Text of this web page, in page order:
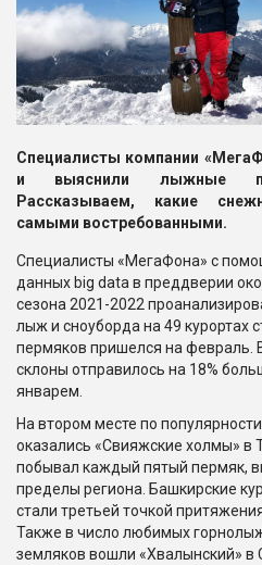
Специалисты компании
и выяснили лыжные
Рассказываем, какие
самыми востребованными.
Специалисты «МегаФона» с
данных big data в преддверии
сезона 2021-2022
лыж и сноуборда на 49 курортах
пермяков пришелся на февраль.
склоны отправилось на 18%
январем.
На втором месте по
оказались «Свияжские холмы» в
побывал каждый пятый пермяк,
пределы региона. Башкирские
стали третьей точкой
Также в число любимых
земляков вошли «Хвалынский» в